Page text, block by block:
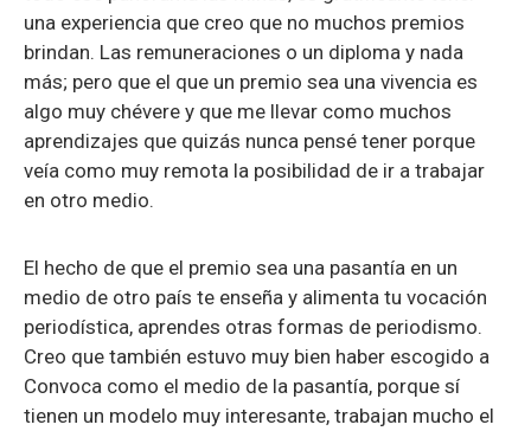
una experiencia que creo que no muchos premios
brindan. Las remuneraciones o un diploma y nada
más; pero que el que un premio sea una vivencia es
algo muy chévere y que me llevar como muchos
aprendizajes que quizás nunca pensé tener porque
veía como muy remota la posibilidad de ir a trabajar
en otro medio.
El hecho de que el premio sea una pasantía en un
medio de otro país te enseña y alimenta tu vocación
periodística, aprendes otras formas de periodismo.
Creo que también estuvo muy bien haber escogido a
Convoca como el medio de la pasantía, porque sí
tienen un modelo muy interesante, trabajan mucho el